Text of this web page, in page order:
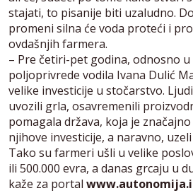
stajati, to pisanije biti uzaludno.
promeni silna će voda proteći i
ovdašnjih farmera.
– Pre četiri-pet godina, odnosno
poljoprivrede vodila Ivana Dulić
velike investicije u stočarstvo.
uvozili grla, osavremenili
pomagala država, koja je
njihove investicije, a naravno,
Tako su farmeri ušli u velike
ili 500.000 evra, a danas grcaju u
kaže za portal